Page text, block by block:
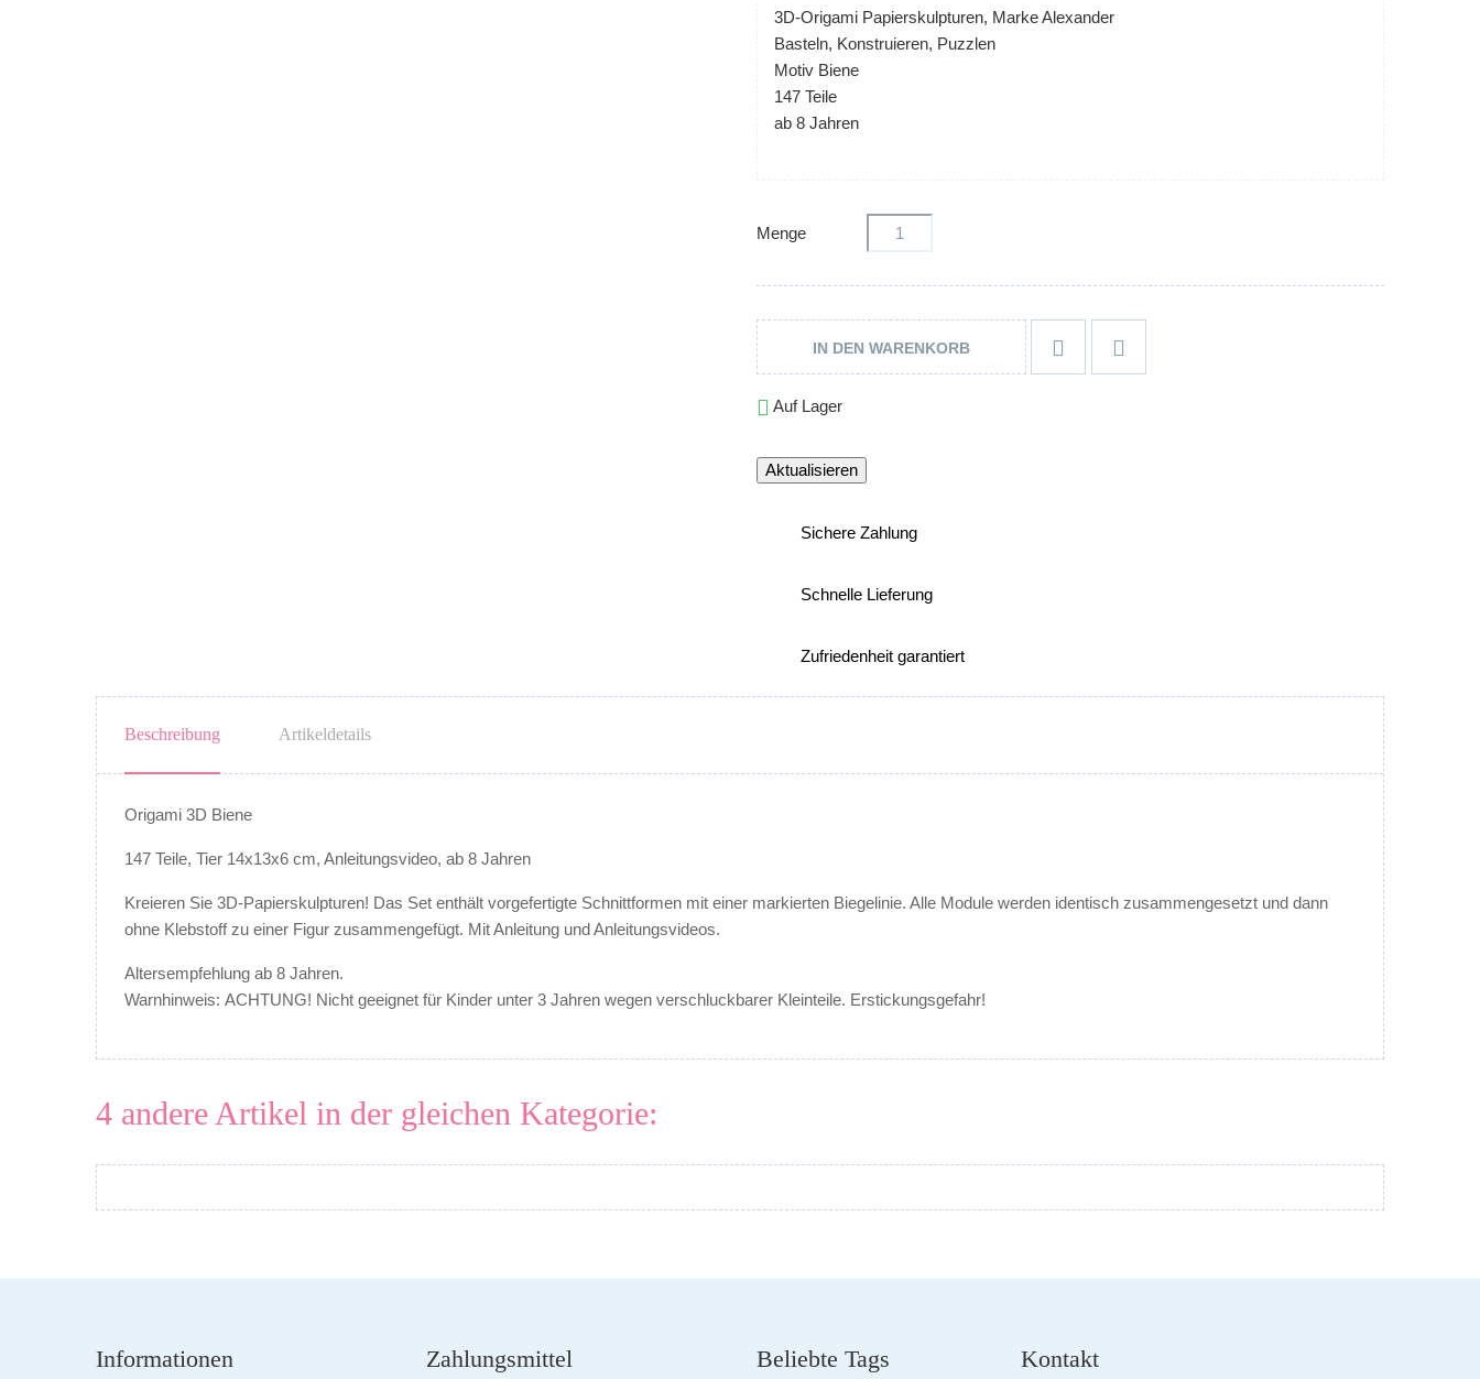
3D-Origami Papierskulpturen, Marke Alexander
Basteln, Konstruieren, Puzzlen
Motiv Biene
147 Teile
ab 8 Jahren
Menge
IN DEN WARENKORB  
 Auf Lager
Sichere Zahlung
Schnelle Lieferung
Zufriedenheit garantiert
Beschreibung Artikeldetails
Origami 3D Biene
147 Teile, Tier 14x13x6 cm, Anleitungsvideo, ab 8 Jahren
Kreieren Sie 3D-Papierskulpturen! Das Set enthält vorgefertigte Schnittformen mit einer markierten Biegelinie. Alle Module werden identisch zusammengesetzt und dann
ohne Klebstoff zu einer Figur zusammengefügt. Mit Anleitung und Anleitungsvideos.
Altersempfehlung ab 8 Jahren.
Warnhinweis: ACHTUNG! Nicht geeignet für Kinder unter 3 Jahren wegen verschluckbarer Kleinteile. Erstickungsgefahr!
4 andere Artikel in der gleichen Kategorie:
Informationen Zahlungsmittel Beliebte Tags Kontakt